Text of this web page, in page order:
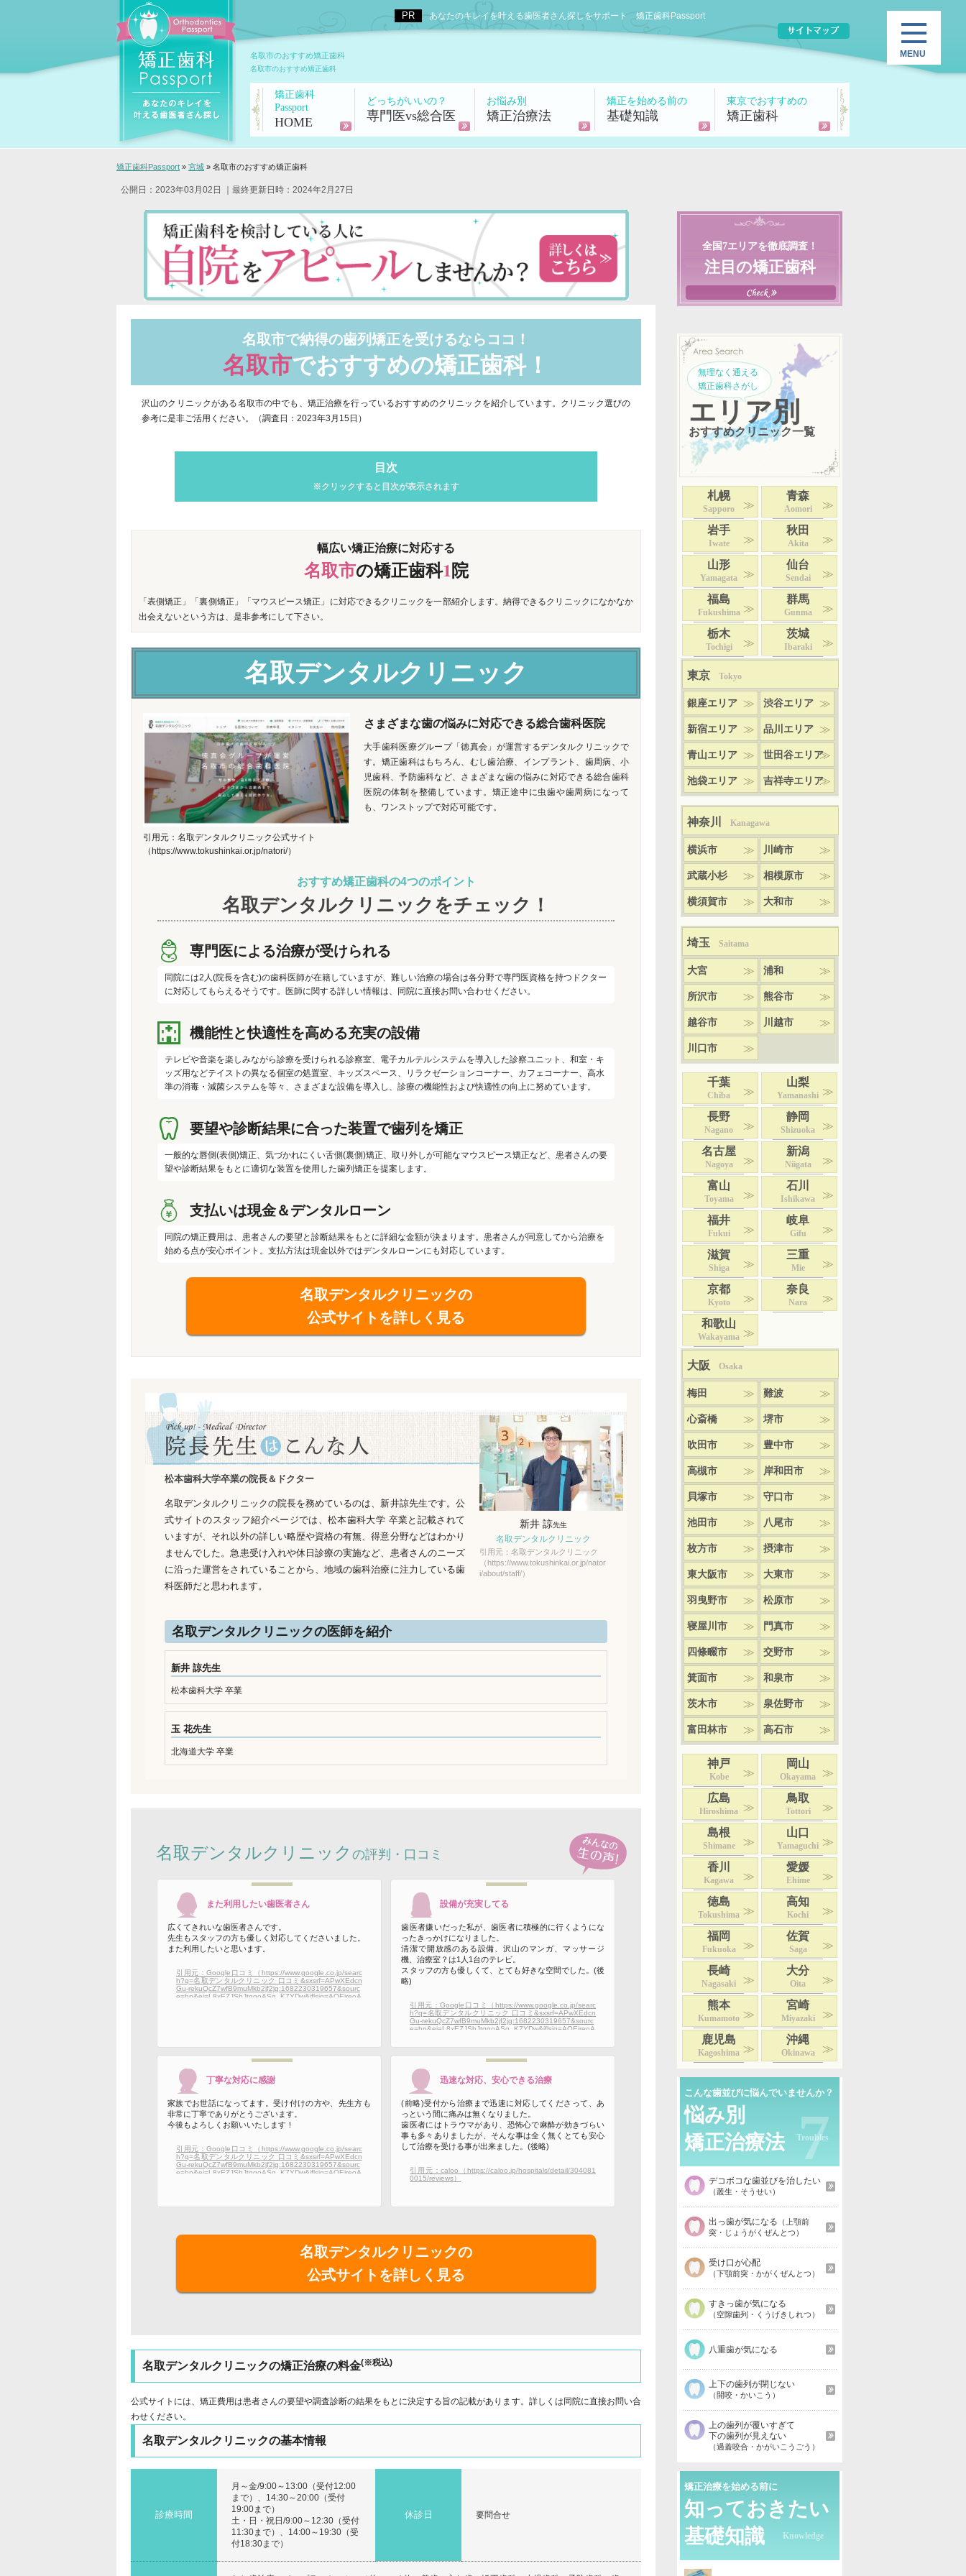
あなたのキレイを叶える歯医者さん探しをサポート 矯正歯科Passport
名取市のおすすめ矯正歯科
名取市のおすすめ矯正歯科
矯正歯科
Passport
HOME
どっちがいいの？
専門医vs総合医
お悩み別
矯正治療法
矯正を始める前の
基礎知識
東京でおすすめの
矯正歯科
矯正歯科Passport » 宮城 » 名取市のおすすめ矯正歯科
公開日：2023年03月02日 ｜最終更新日時：2024年2月27日
名取市で納得の歯列矯正を受けるならココ！
名取市でおすすめの矯正歯科！
沢山のクリニックがある名取市の中でも、矯正治療を行っているおすすめのクリニックを紹介しています。クリニック選びの
参考に是非ご活用ください。（調査日：2023年3月15日）
目次
※クリックすると目次が表示されます
幅広い矯正治療に対応する
名取市の矯正歯科1院
「表側矯正」「裏側矯正」「マウスピース矯正」に対応できるクリニックを一部紹介します。納得できるクリニックになかなか
出会えないという方は、是非参考にして下さい。
名取デンタルクリニック
引用元：名取デンタルクリニック公式サイト
（https://www.tokushinkai.or.jp/natori/）
さまざまな歯の悩みに対応できる総合歯科医院
大手歯科医療グループ「徳真会」が運営するデンタルクリニックで
す。矯正歯科はもちろん、むし歯治療、インプラント、歯周病、小
児歯科、予防歯科など、さまざまな歯の悩みに対応できる総合歯科
医院の体制を整備しています。矯正途中に虫歯や歯周病になって
も、ワンストップで対応可能です。
おすすめ矯正歯科の4つのポイント
名取デンタルクリニックをチェック！
専門医による治療が受けられる
同院には2人(院長を含む)の歯科医師が在籍していますが、難しい治療の場合は各分野で専門医資格を持つドクター
に対応してもらえるそうです。医師に関する詳しい情報は、同院に直接お問い合わせください。
機能性と快適性を高める充実の設備
テレビや音楽を楽しみながら診療を受けられる診察室、電子カルテルシステムを導入した診察ユニット、和室・キ
ッズ用などテイストの異なる個室の処置室、キッズスペース、リラクゼーションコーナー、カフェコーナー、高水
準の消毒・減菌システムを等々、さまざまな設備を導入し、診療の機能性および快適性の向上に努めています。
要望や診断結果に合った装置で歯列を矯正
一般的な唇側(表側)矯正、気づかれにくい舌側(裏側)矯正、取り外しが可能なマウスピース矯正など、患者さんの要
望や診断結果をもとに適切な装置を使用した歯列矯正を提案します。
支払いは現金＆デンタルローン
同院の矯正費用は、患者さんの要望と診断結果をもとに詳細な金額が決まります。患者さんが同意してから治療を
始める点が安心ポイント。支払方法は現金以外ではデンタルローンにも対応しています。
名取デンタルクリニックの
公式サイトを詳しく見る
新井 諒先生
名取デンタルクリニック
引用元：名取デンタルクリニック
（https://www.tokushinkai.or.jp/nator
i/about/staff/）
松本歯科大学卒業の院長＆ドクター
名取デンタルクリニックの院長を務めているのは、新井諒先生です。公
式サイトのスタッフ紹介ページでは、松本歯科大学 卒業と記載されて
いますが、それ以外の詳しい略歴や資格の有無、得意分野などはわかり
ませんでした。急患受け入れや休日診療の実施など、患者さんのニーズ
に沿った運営をされていることから、地域の歯科治療に注力している歯
科医師だと思われます。
名取デンタルクリニックの医師を紹介
新井 諒先生
松本歯科大学 卒業
玉 花先生
北海道大学 卒業
名取デンタルクリニック の評判・口コミ
また利用したい歯医者さん
広くてきれいな歯医者さんです。
先生もスタッフの方も優しく対応してくださいました。
また利用したいと思います。
引用元：Google口コミ（https://www.google.co.jp/searc
h?q=名取デンタルクリニック 口コミ&sxsrf=APwXEdcn
Gu-rekuQcZ7wfB9muMkb2jf2jg:1682230319657&sourc
e=hp&ei=L8xEZJSbJtqgoASg_K7YDw&iflsig=AOEireoA
7cebc1:0x1770379f63d7a94a,1,,,,）
設備が充実してる
歯医者嫌いだった私が、歯医者に積極的に行くようにな
ったきっかけになりました。
清潔で開放感のある設備、沢山のマンガ、マッサージ
機、治療室？は1人1台のテレビ。
スタッフの方も優しくて、とても好きな空間でした。(後
略)
引用元：Google口コミ（https://www.google.co.jp/searc
h?q=名取デンタルクリニック 口コミ&sxsrf=APwXEdcn
Gu-rekuQcZ7wfB9muMkb2jf2jg:1682230319657&sourc
e=hp&ei=L8xEZJSbJtqgoASg_K7YDw&iflsig=AOEireoA
3Mtd2l6EAMyBQgAEIAEOgcIIxDqAhAnOgQIABAeOgY
IABAeEA86BwgAEAQQgAQ6BggAEAQQHlCCDVidQm
CJRmgBcAB4AIAB_wOIAcsQkgEJMC45LjEuNS0xmAE
AoAECoAEBsAEK&sclient=gws-wiz#lrd=0x5f8a2420ca
7cebc1:0x1770379f63d7a94a,1,,,,）
丁寧な対応に感謝
家族でお世話になってます。受け付けの方や、先生方も
非常に丁寧でありがとうございます。
今後もよろしくお願いいたします！
引用元：Google口コミ（https://www.google.co.jp/searc
h?q=名取デンタルクリニック 口コミ&sxsrf=APwXEdcn
Gu-rekuQcZ7wfB9muMkb2jf2jg:1682230319657&sourc
e=hp&ei=L8xEZJSbJtqgoASg_K7YDw&iflsig=AOEireoA
7cebc1:0x1770379f63d7a94a,1,,,,）
迅速な対応、安心できる治療
(前略)受付から治療まで迅速に対応してくださって、あ
っという間に痛みは無くなりました。
歯医者にはトラウマがあり、恐怖心で麻酔が効きづらい
事も多々ありましたが、そんな事は全く無くとても安心
して治療を受ける事が出来ました。(後略)
引用元：caloo（https://caloo.jp/hospitals/detail/304081
0015/reviews）
名取デンタルクリニックの
公式サイトを詳しく見る
名取デンタルクリニックの矯正治療の料金(※税込)
公式サイトには、矯正費用は患者さんの要望や調査診断の結果をもとに決定する旨の記載があります。詳しくは同院に直接お問い合
わせください。
名取デンタルクリニックの基本情報
診療時間
月～金/9:00～13:00（受付12:00
まで）、14:30～20:00（受付
19:00まで）
土・日・祝日/9:00～12:30（受付
11:30まで）、14:00～19:30（受
付18:30まで）
休診日 要問合せ
全国7エリアを徹底調査！
注目の矯正歯科
無理なく通える
矯正歯科さがし
エリア別
おすすめクリニック一覧
札幌
Sapporo
青森
Aomori
岩手
Iwate
秋田
Akita
山形
Yamagata
仙台
Sendai
福島
Fukushima
群馬
Gunma
栃木
Tochigi
茨城
Ibaraki
東京 Tokyo
銀座エリア 渋谷エリア
新宿エリア 品川エリア
青山エリア 世田谷エリア
池袋エリア 吉祥寺エリア
神奈川 Kanagawa
横浜市 川崎市
武蔵小杉 相模原市
横須賀市 大和市
埼玉 Saitama
大宮 浦和
所沢市 熊谷市
越谷市 川越市
川口市
千葉
Chiba
山梨
Yamanashi
長野
Nagano
静岡
Shizuoka
名古屋
Nagoya
新潟
Niigata
富山
Toyama
石川
Ishikawa
福井
Fukui
岐阜
Gifu
滋賀
Shiga
三重
Mie
京都
Kyoto
奈良
Nara
和歌山
Wakayama
大阪 Osaka
梅田 難波
心斎橋 堺市
吹田市 豊中市
高槻市 岸和田市
貝塚市 守口市
池田市 八尾市
枚方市 摂津市
東大阪市 大東市
羽曳野市 松原市
寝屋川市 門真市
四條畷市 交野市
箕面市 和泉市
茨木市 泉佐野市
富田林市 高石市
神戸
Kobe
岡山
Okayama
広島
Hiroshima
鳥取
Tottori
島根
Shimane
山口
Yamaguchi
香川
Kagawa
愛媛
Ehime
徳島
Tokushima
高知
Kochi
福岡
Fukuoka
佐賀
Saga
長崎
Nagasaki
大分
Oita
熊本
Kumamoto
宮崎
Miyazaki
鹿児島
Kagoshima
沖縄
Okinawa
こんな歯並びに悩んでいませんか？
悩み別
矯正治療法 7
デコボコな歯並びを治したい
（叢生・そうせい）
出っ歯が気になる （上顎前
突・じょうがくぜんとつ）
受け口が心配
（下顎前突・かがくぜんとつ）
すきっ歯が気になる
（空隙歯列・くうげきしれつ）
八重歯が気になる
上下の歯列が閉じない
（開咬・かいこう）
上の歯列が覆いすぎて
下の歯列が見えない
（過蓋咬合・かがいこうごう）
矯正治療を始める前に
知っておきたい
基礎知識